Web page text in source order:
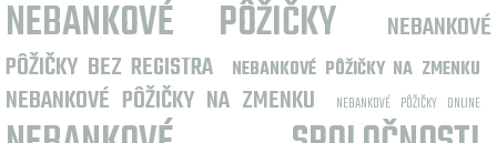
NEBANKOVÉ PÔŽIČKY
NEBANKOVÉ
PÔŽIČKY BEZ REGISTRA
NEBANKOVÉ PÔŽIČKY NA ZMENKU
NEBANKOVÉ PÔŽIČKY NA ZMENKU NEBANKOVÉ PÔŽIČKY ONLINE